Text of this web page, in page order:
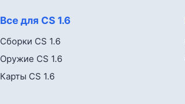
Все для CS 1.6
Сборки CS 1.6
Оружие CS 1.6
Карты CS 1.6